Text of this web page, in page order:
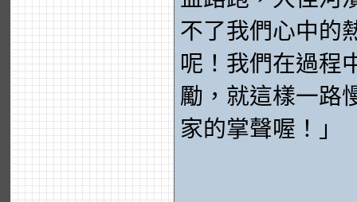
不了我們心中的
呢！我們在過程
勵，就這樣一路
家的掌聲喔！」